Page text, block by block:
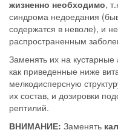
жизненно необходимо,
синдрома недоедания
содержатся в неволе), и
распространенным
Заменять их на кустарные
как приведенные ниже
мелкодисперсную
их состав, и дозировки
рептилий.
ВНИМАНИЕ: Заменять